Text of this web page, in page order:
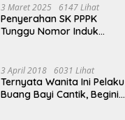
3 Maret 2025 6147 Lihat
Penyerahan SK PPPK
Tunggu Nomor Induk
3 April 2018 6031 Lihat
Ternyata Wanita Ini Pelaku
Buang Bayi Cantik, Begini